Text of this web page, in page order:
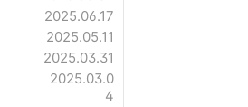
2025.06.17
2025.05.11
2025.03.31
2025.03.0
4